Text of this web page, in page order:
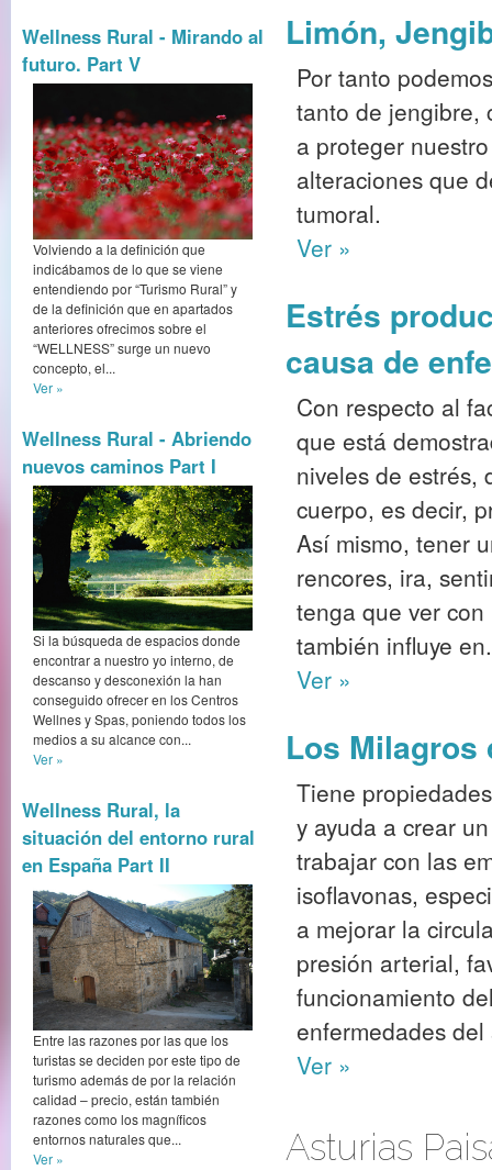
Wellness Rural - Mirando al
futuro. Part V
Volviendo a la definición que
indicábamos de lo que se viene
entendiendo por “Turismo Rural” y
de la definición que en apartados
anteriores ofrecimos sobre el
“WELLNESS” surge un nuevo
concepto, el...
Ver »
Wellness Rural - Abriendo
nuevos caminos Part I
Si la búsqueda de espacios donde
encontrar a nuestro yo interno, de
descanso y desconexión la han
conseguido ofrecer en los Centros
Wellnes y Spas, poniendo todos los
medios a su alcance con...
Ver »
Wellness Rural, la
situación del entorno rural
en España Part II
Entre las razones por las que los
turistas se deciden por este tipo de
turismo además de por la relación
calidad – precio, están también
razones como los magníficos
entornos naturales que...
Ver »
Limón,
Por tanto
tanto de jengibre,
a proteger
alteraciones que
tumoral.
Ver »
Estrés
causa de
Con respecto al
que está
niveles de estrés,
cuerpo, es decir,
Así mismo, tener
rencores, ira,
tenga que ver
también influye
Ver »
Los Milagros
Tiene
y ayuda a crear
trabajar con las
isoflavonas,
a mejorar la
presión arterial,
funcionamiento
enfermedades del
Ver »
Asturias